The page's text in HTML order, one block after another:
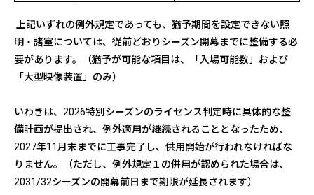
上記いずれの例外規定であっても、猶予期間を設定できない照
明・諸室については、従前どおりシーズン開幕までに整備する必
要があります。（猶予が可能な項目は、「入場可能数」および
「大型映像装置」のみ）
いわきは、 2026特別シーズンのライセンス判定時に具体的な整
備計画が提出され、例外適用が継続されることとなったため、
2027年11 月末までに工事完了し、供用開始が行われなければな
りません。（ただし、例外規定１の併用が認められた場合は、
2031/32シーズンの開幕前日まで期限が延長されます）